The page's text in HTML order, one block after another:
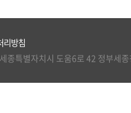
리방침
종특별자치시 도움6로 42 정부세